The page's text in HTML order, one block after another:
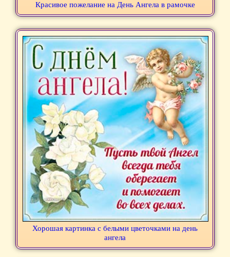
Красивое пожелание на День Ангела в рамочке
Хорошая картинка с белыми цветочками на день
ангела